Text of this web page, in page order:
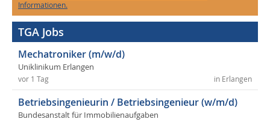
Informationen.
TGA Jobs
Mechatroniker (m/w/d)
Uniklinikum Erlangen
in Erlangen
vor 1 Tag
Betriebsingenieurin / Betriebsingenieur (w/m/d)
Bundesanstalt für Immobilienaufgaben